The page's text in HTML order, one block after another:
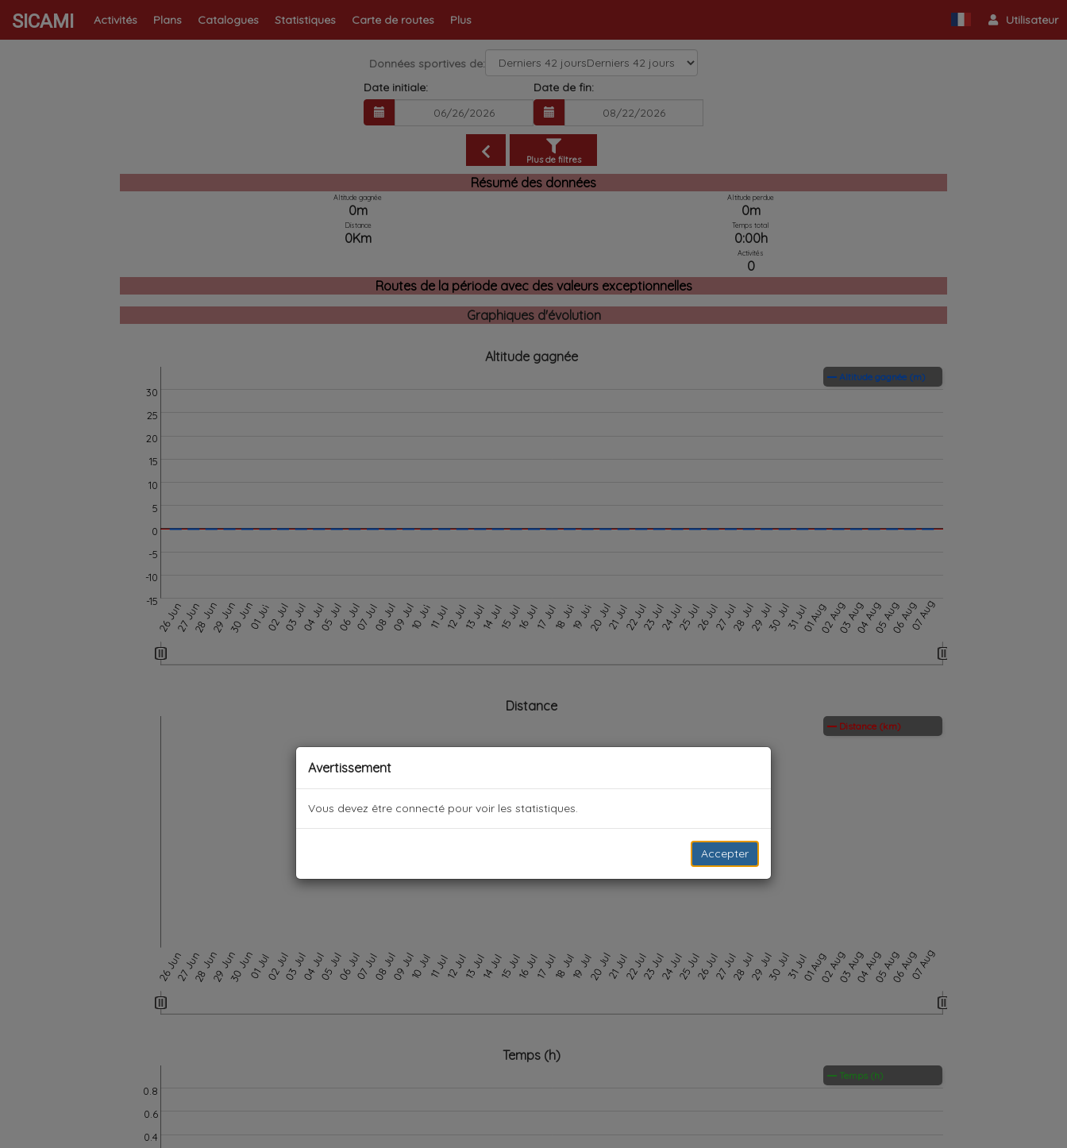
SICAMI Activités Plans Catalogues Statistiques Carte de routes Plus Utilisateur
Données sportives de:
Date initiale:
Date de fin:
Plus de filtres
Résumé des données
Altitude gagnée
0m
Distance
0Km
Altitude perdue
0m
Temps total
0:00h
Activités
0
Routes de la période avec des valeurs exceptionnelles
Graphiques d'évolution
Altitude gagnée
Altitude gagnée (m)
-15
-10
-5
0
5
10
15
20
25
30
26 Jun27 Jun28 Jun29 Jun30 Jun01 Jul02 Jul03 Jul04 Jul05 Jul06 Jul07 Jul08 Jul09 Jul10 Jul11 Jul12 Jul13 Jul14 Jul15 Jul16 Jul17 Jul18 Jul19 Jul20 Jul21 Jul22 Jul23 Jul24 Jul25 Jul26 Jul27 Jul28 Jul29 Jul30 Jul31 Jul01 Aug02 Aug03 Aug04 Aug05 Aug06 Aug07 Aug
Distance
Distance (km)
26 Jun27 Jun28 Jun29 Jun30 Jun01 Jul02 Jul03 Jul04 Jul05 Jul06 Jul07 Jul08 Jul09 Jul10 Jul11 Jul12 Jul13 Jul14 Jul15 Jul16 Jul17 Jul18 Jul19 Jul20 Jul21 Jul22 Jul23 Jul24 Jul25 Jul26 Jul27 Jul28 Jul29 Jul30 Jul31 Jul01 Aug02 Aug03 Aug04 Aug05 Aug06 Aug07 Aug
Temps (h)
Temps (h)
0.4
0.6
0.8
Avertissement
Vous devez être connecté pour voir les statistiques.
Accepter